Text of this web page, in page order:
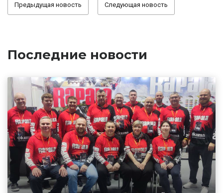
Предыдущая новость Следующая новость
Последние новости